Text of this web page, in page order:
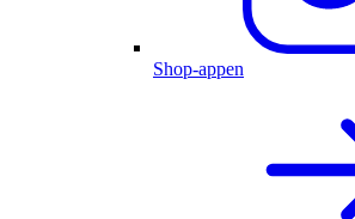
Shop-appen